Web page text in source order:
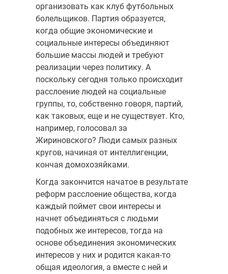
организовать как клуб футбольных
болельщиков. Партия образуется,
когда общие экономические и
социальные интересы объединяют
большие массы людей и требуют
реализации через политику. А
поскольку сегодня только происходит
расслоение людей на социальные
группы, то, собственно говоря, партий,
как таковых, еще и не существует. Кто,
например, голосовал за
Жириновского? Люди самых разных
кругов, начиная от интеллигенции,
кончая домохозяйками.
Когда закончится начатое в результате
реформ расслоение общества, когда
каждый поймет свои интересы и
начнет объединяться с людьми
подобных же интересов, тогда на
основе объединения экономических
интересов у них и родится какая-то
общая идеология, а вместе с ней и